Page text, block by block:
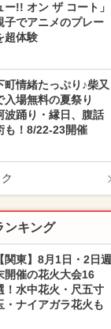
ー!! オン ザ コート」
子でアニメのプレー
超体験
町情緒たっぷり♪柴又
入場無料の夏祭り
波踊り・縁日、腹話
も！8/22-23開催
ンキング
【関東】8月1日・2日週
開催の花火大会16
！水中花火・尺五寸
・ナイアガラ花火も